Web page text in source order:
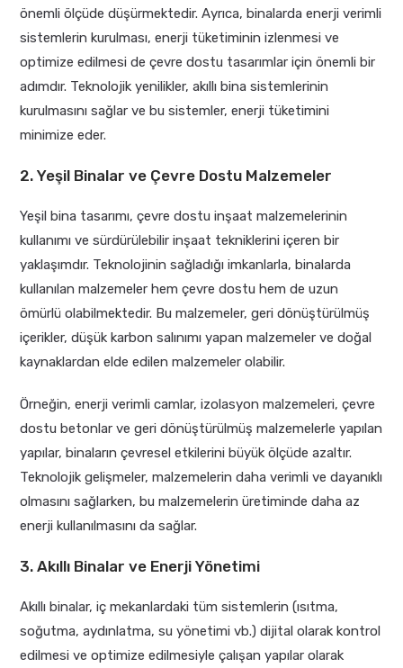
önemli ölçüde düşürmektedir. Ayrıca, binalarda enerji verimli
sistemlerin kurulması, enerji tüketiminin izlenmesi ve
optimize edilmesi de çevre dostu tasarımlar için önemli bir
adımdır. Teknolojik yenilikler, akıllı bina sistemlerinin
kurulmasını sağlar ve bu sistemler, enerji tüketimini
minimize eder.
2. Yeşil Binalar ve Çevre Dostu Malzemeler
Yeşil bina tasarımı, çevre dostu inşaat malzemelerinin
kullanımı ve sürdürülebilir inşaat tekniklerini içeren bir
yaklaşımdır. Teknolojinin sağladığı imkanlarla, binalarda
kullanılan malzemeler hem çevre dostu hem de uzun
ömürlü olabilmektedir. Bu malzemeler, geri dönüştürülmüş
içerikler, düşük karbon salınımı yapan malzemeler ve doğal
kaynaklardan elde edilen malzemeler olabilir.
Örneğin, enerji verimli camlar, izolasyon malzemeleri, çevre
dostu betonlar ve geri dönüştürülmüş malzemelerle yapılan
yapılar, binaların çevresel etkilerini büyük ölçüde azaltır.
Teknolojik gelişmeler, malzemelerin daha verimli ve dayanıklı
olmasını sağlarken, bu malzemelerin üretiminde daha az
enerji kullanılmasını da sağlar.
3. Akıllı Binalar ve Enerji Yönetimi
Akıllı binalar, iç mekanlardaki tüm sistemlerin (ısıtma,
soğutma, aydınlatma, su yönetimi vb.) dijital olarak kontrol
edilmesi ve optimize edilmesiyle çalışan yapılar olarak